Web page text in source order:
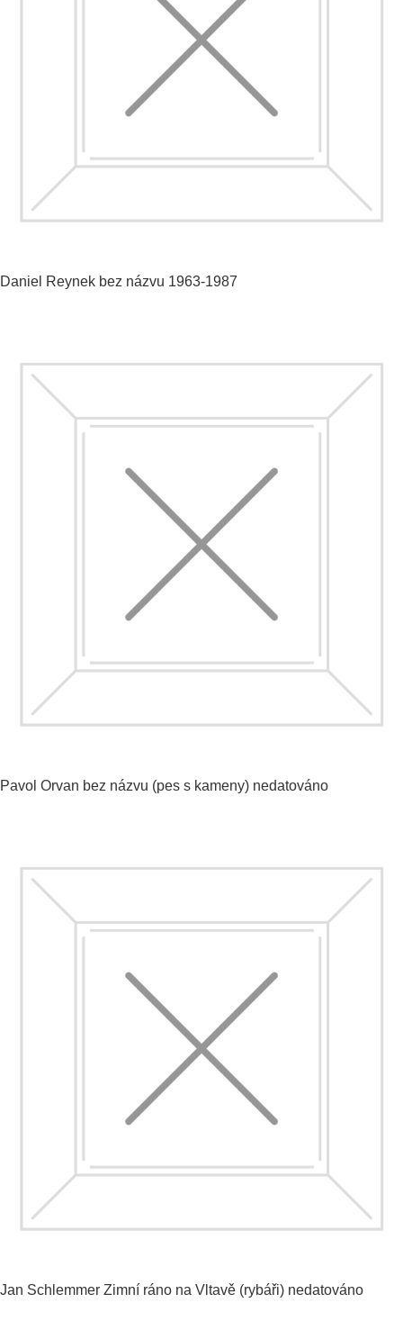
Daniel Reynek bez názvu 1963-1987
Pavol Orvan bez názvu (pes s kameny) nedatováno
Jan Schlemmer Zimní ráno na Vltavě (rybáři) nedatováno